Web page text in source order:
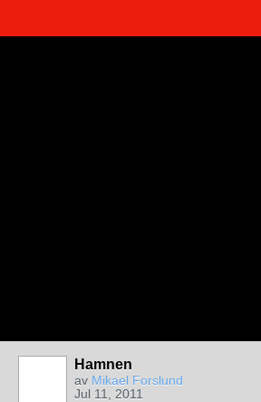
Hamnen
av Mikael Forslund
Jul 11, 2011